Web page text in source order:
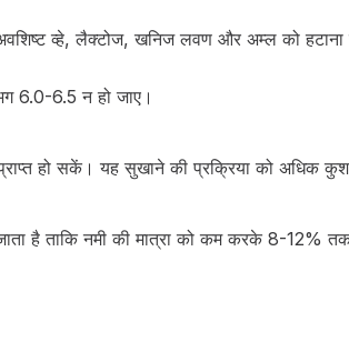
अवशिष्ट व्हे, लैक्टोज, खनिज लवण और अम्ल को
6.0-6.5 न हो जाए।
हो सकें। यह सुखाने की प्रक्रिया को अधिक
है ताकि नमी की मात्रा को कम करके 8-12%